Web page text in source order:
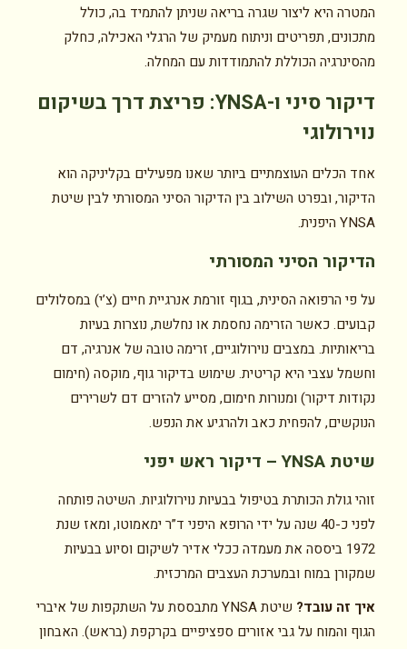
המטרה היא ליצור שגרה בריאה שניתן להתמיד בה, כולל
מתכונים, תפריטים וניתוח מעמיק של הרגלי האכילה, כחלק
מהסינרגיה הכוללת להתמודדות עם המחלה.
דיקור סיני ו-YNSA: פריצת דרך בשיקום
נוירולוגי
אחד הכלים העוצמתיים ביותר שאנו מפעילים בקליניקה הוא
הדיקור, ובפרט השילוב בין הדיקור הסיני המסורתי לבין שיטת
YNSA היפנית.
הדיקור הסיני המסורתי
על פי הרפואה הסינית, בגוף זורמת אנרגיית חיים (צ’י) במסלולים
קבועים. כאשר הזרימה נחסמת או נחלשת, נוצרות בעיות
בריאותיות. במצבים נוירולוגיים, זרימה טובה של אנרגיה, דם
וחשמל עצבי היא קריטית. שימוש בדיקור גוף, מוקסה (חימום
נקודות דיקור) ומנורות חימום, מסייע להזרים דם לשרירים
הנוקשים, להפחית כאב ולהרגיע את הנפש.
שיטת YNSA – דיקור ראש יפני
זוהי גולת הכותרת בטיפול בבעיות נוירולוגיות. השיטה פותחה
לפני כ-40 שנה על ידי הרופא היפני ד”ר ימאמוטו, ומאז שנת
1972 ביססה את מעמדה ככלי אדיר לשיקום וסיוע בבעיות
שמקורן במוח ובמערכת העצבים המרכזית.
איך זה עובד?
שיטת YNSA מתבססת על השתקפות של איברי
הגוף והמוח על גבי אזורים ספציפיים בקרקפת (בראש). האבחון